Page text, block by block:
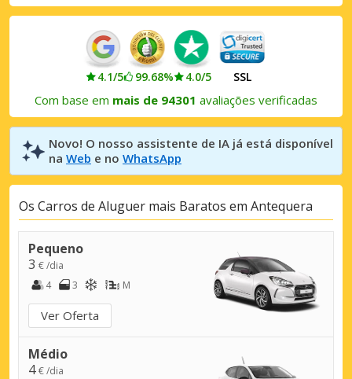
4.1/5 99.68% 4.0/5 SSL
Com base em mais de 94301 avaliações verificadas
Novo! O nosso assistente de IA já está disponível
na Web e no WhatsApp
Os Carros de Aluguer mais Baratos em Antequera
Pequeno
3 € /dia
4
3 M
Ver Oferta
Médio
4€ /dia